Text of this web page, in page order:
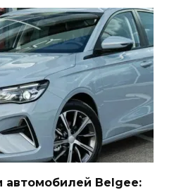
автомобилей Belgee: